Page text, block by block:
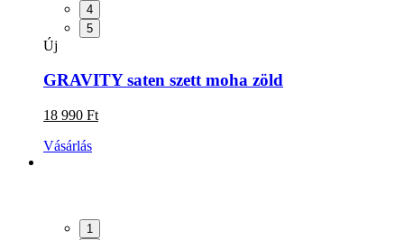
4
5
Új
GRAVITY saten szett moha zöld
18 990 Ft
Vásárlás
1